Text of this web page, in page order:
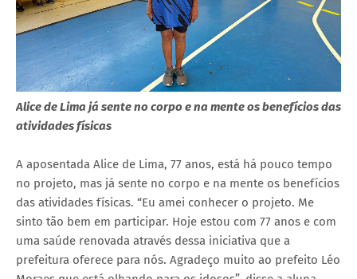
Alice de Lima já sente no corpo e na mente os benefícios das
atividades físicas
A aposentada Alice de Lima, 77 anos, está há pouco tempo
no projeto, mas já sente no corpo e na mente os benefícios
das atividades físicas. “Eu amei conhecer o projeto. Me
sinto tão bem em participar. Hoje estou com 77 anos e com
uma saúde renovada através dessa iniciativa que a
prefeitura oferece para nós. Agradeço muito ao prefeito Léo